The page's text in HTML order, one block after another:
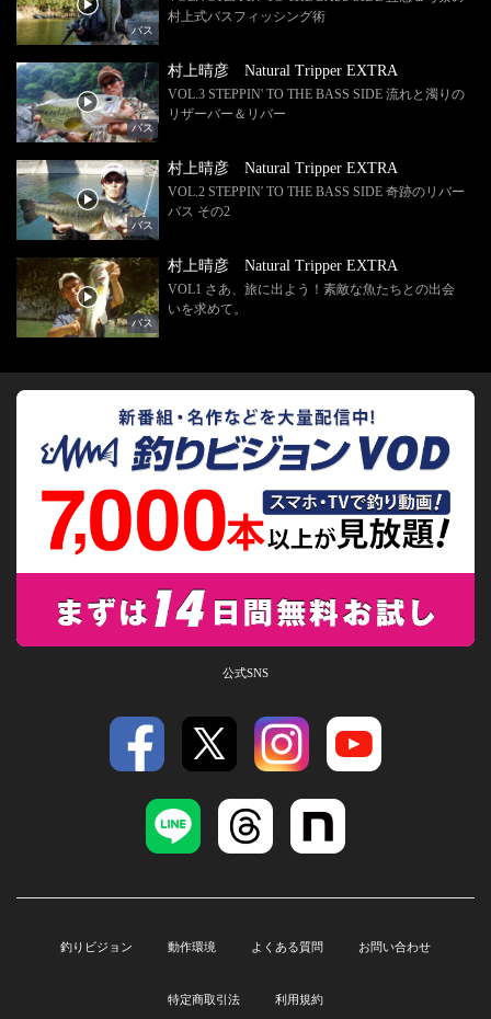
バス
村上式バスフィッシング術
バス
村上晴彦 Natural Tripper EXTRA
VOL.3 STEPPIN' TO THE BASS SIDE 流れと濁りの
リザーバー＆リバー
バス
村上晴彦 Natural Tripper EXTRA
VOL.2 STEPPIN' TO THE BASS SIDE 奇跡のリバー
バス その2
バス
村上晴彦 Natural Tripper EXTRA
VOL1 さあ、旅に出よう！素敵な魚たちとの出会
いを求めて。
公式SNS
釣りビジョン 動作環境 よくある質問 お問い合わせ
特定商取引法 利用規約